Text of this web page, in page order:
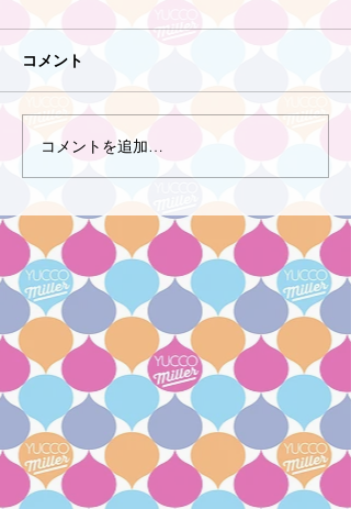
コメント
コメントを追加…